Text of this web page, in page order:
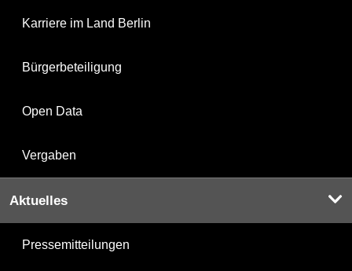
Karriere im Land Berlin
Bürgerbeteiligung
Open Data
Vergaben
Aktuelles
Pressemitteilungen